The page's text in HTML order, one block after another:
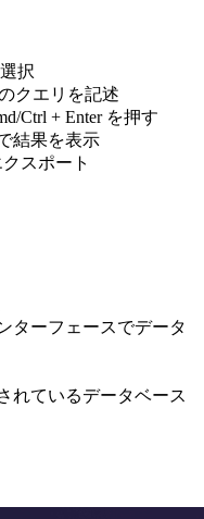
択
クエリを記述
Ctrl + Enter を押す
結果を表示
スポート
ターフェースでデータ
れているデータベース